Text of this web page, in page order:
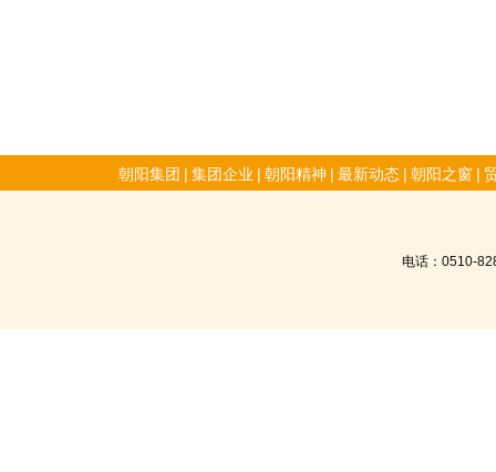
朝阳集团 | 集团企业 | 朝阳精神 | 最新动态 | 朝阳之窗 |
电话：0510-